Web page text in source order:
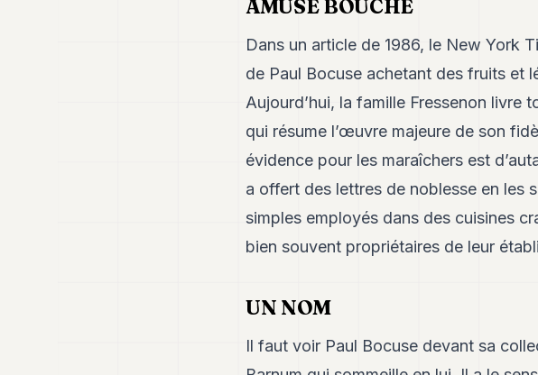
AMUSE BOUCHE
Dans un article de 1986, le New York
de Paul Bocuse achetant des fruits et
Aujourd’hui, la famille Fressenon livre
qui résume l’œuvre majeure de son
évidence pour les maraîchers est
a offert des lettres de noblesse en les
simples employés dans des cuisines
bien souvent propriétaires de leur
UN NOM
Il faut voir Paul Bocuse devant sa